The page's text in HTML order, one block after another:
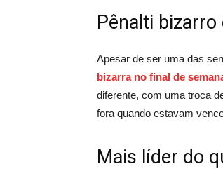
Pênalti bizarro
Apesar de ser uma das
bizarra no final de
diferente, com uma troca
fora quando estavam
Mais líder do